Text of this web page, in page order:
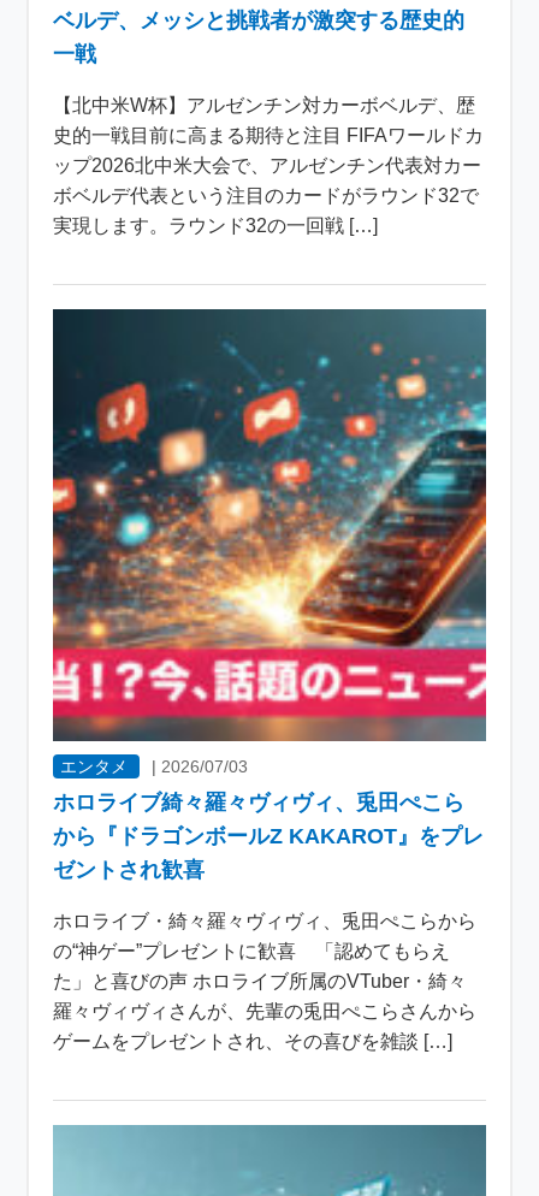
ベルデ、メッシと挑戦者が激突する歴史的
一戦
【北中米W杯】アルゼンチン対カーボベルデ、歴
史的一戦目前に高まる期待と注目 FIFAワールドカ
ップ2026北中米大会で、アルゼンチン代表対カー
ボベルデ代表という注目のカードがラウンド32で
実現します。ラウンド32の一回戦 […]
エンタメ | 2026/07/03
ホロライブ綺々羅々ヴィヴィ、兎田ぺこら
から『ドラゴンボールZ KAKAROT』をプレ
ゼントされ歓喜
ホロライブ・綺々羅々ヴィヴィ、兎田ぺこらから
の“神ゲー”プレゼントに歓喜 「認めてもらえ
た」と喜びの声 ホロライブ所属のVTuber・綺々
羅々ヴィヴィさんが、先輩の兎田ぺこらさんから
ゲームをプレゼントされ、その喜びを雑談 […]